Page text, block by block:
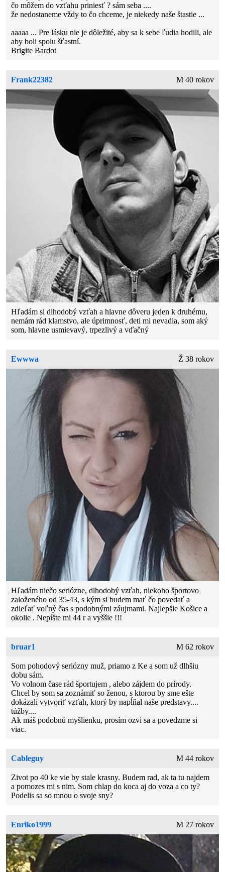
čo môžem do vzťahu priniesť ? sám seba ....
že nedostaneme vždy to čo chceme, je niekedy naše štastie ...
aaaaa ... Pre lásku nie je dôležité, aby sa k sebe ľudia hodili, ale
aby boli spolu šťastní.
Brigite Bardot
Frank22382 M 40 rokov
Hľadám si dlhodobý vzťah a hlavne dôveru jeden k druhému,
nemám rád klamstvo, ale úprimnosť, deti mi nevadia, som aký
som, hlavne usmievavý, trpezlivý a vďačný
Ewwwa Ž 38 rokov
Hľadám niečo seriózne, dlhodobý vzťah, niekoho športovo
založeného od 35-43, s kým si budem mať čo povedať a
zdieľať voľný čas s podobnými záujmami. Najlepšie Košice a
okolie . Nepíšte mi 44 r a vyššie !!!
bruar1 M 62 rokov
Som pohodový seriózny muž, priamo z Ke a som už dlhšiu
dobu sám.
Vo volnom čase rád športujem , alebo zájdem do prírody.
Chcel by som sa zoznámiť so ženou, s ktorou by sme ešte
dokázali vytvoriť vzťah, ktorý by napĺňal naše predstavy....
túžby....
Ak máš podobnú myšlienku, prosím ozvi sa a povedzme si
viac.
Cableguy M 44 rokov
Zivot po 40 ke vie by stale krasny. Budem rad, ak ta tu najdem
a pomozes mi s nim. Som chlap do koca aj do voza a co ty?
Podelis sa so mnou o svoje sny?
Enriko1999 M 27 rokov